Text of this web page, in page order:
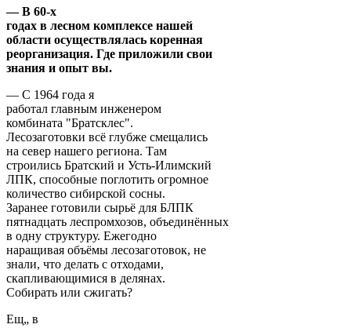
— В 60-х
годах в лесном комплексе нашей
области осуществлялась коренная
реорганизация. Где приложили свои
знания и опыт вы.
— С 1964 года я
работал главным инженером
комбината "Братсклес".
Лесозаготовки всё глубже смещались
на север нашего региона. Там
строились Братский и Усть-Илимский
ЛПК, способные поглотить огромное
количество сибирской сосны.
Заранее готовили сырьё для БЛПК
пятнадцать леспромхозов, объединённых
в одну структуру. Ежегодно
наращивая объёмы лесозаготовок, не
знали, что делать с отходами,
скапливающимися в делянах.
Собирать или сжигать?
Ещ„ в